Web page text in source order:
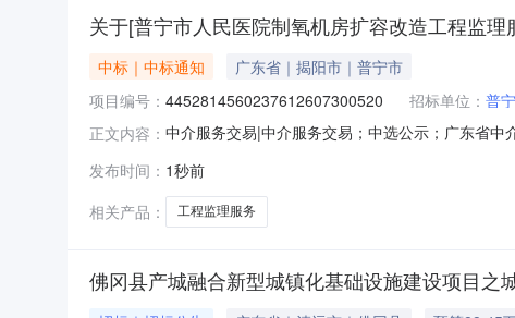
关于[普宁市人民医院制氧机房扩容改造工程监
中标｜中标通知
广东省｜揭阳市｜普宁市
项目编号： 4452814560237612607300520 招标单位： 普
正文内容： 中介服务交易|中介服务交易；中选公示；广东省
设工程监理与相关服务收费管理规定》发改价格
发布时间： 1秒前
相关产品：
工程监理服务
佛冈县产城融合新型城镇化基础设施建设项目